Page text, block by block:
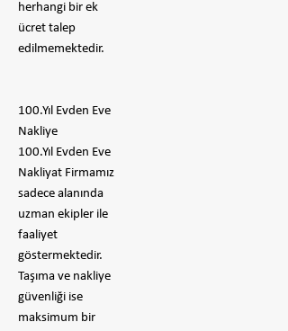
herhangi bir ek
ücret talep
edilmemektedir.
100.Yıl Evden Eve
Nakliye
100.Yıl Evden Eve
Nakliyat Firmamız
sadece alanında
uzman ekipler ile
faaliyet
göstermektedir.
Taşıma ve nakliye
güvenliği ise
maksimum bir